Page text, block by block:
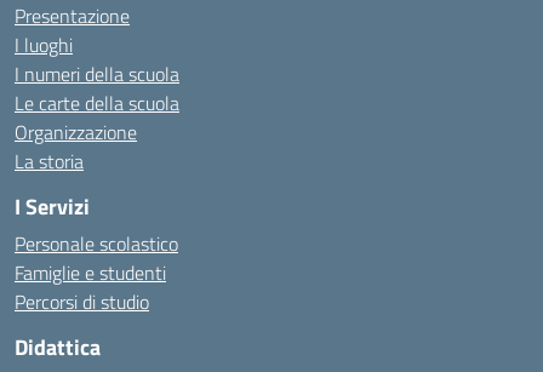
Presentazione
I luoghi
I numeri della scuola
Le carte della scuola
Organizzazione
La storia
I Servizi
Personale scolastico
Famiglie e studenti
Percorsi di studio
Didattica